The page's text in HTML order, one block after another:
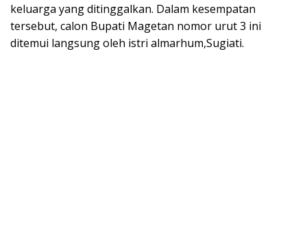
keluarga yang ditinggalkan. Dalam kesempatan
tersebut, calon Bupati Magetan nomor urut 3 ini
ditemui langsung oleh istri almarhum,Sugiati.